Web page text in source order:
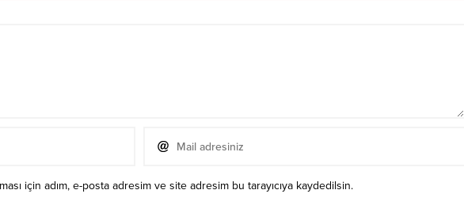
için adım, e-posta adresim ve site adresim bu tarayıcıya kaydedilsin.